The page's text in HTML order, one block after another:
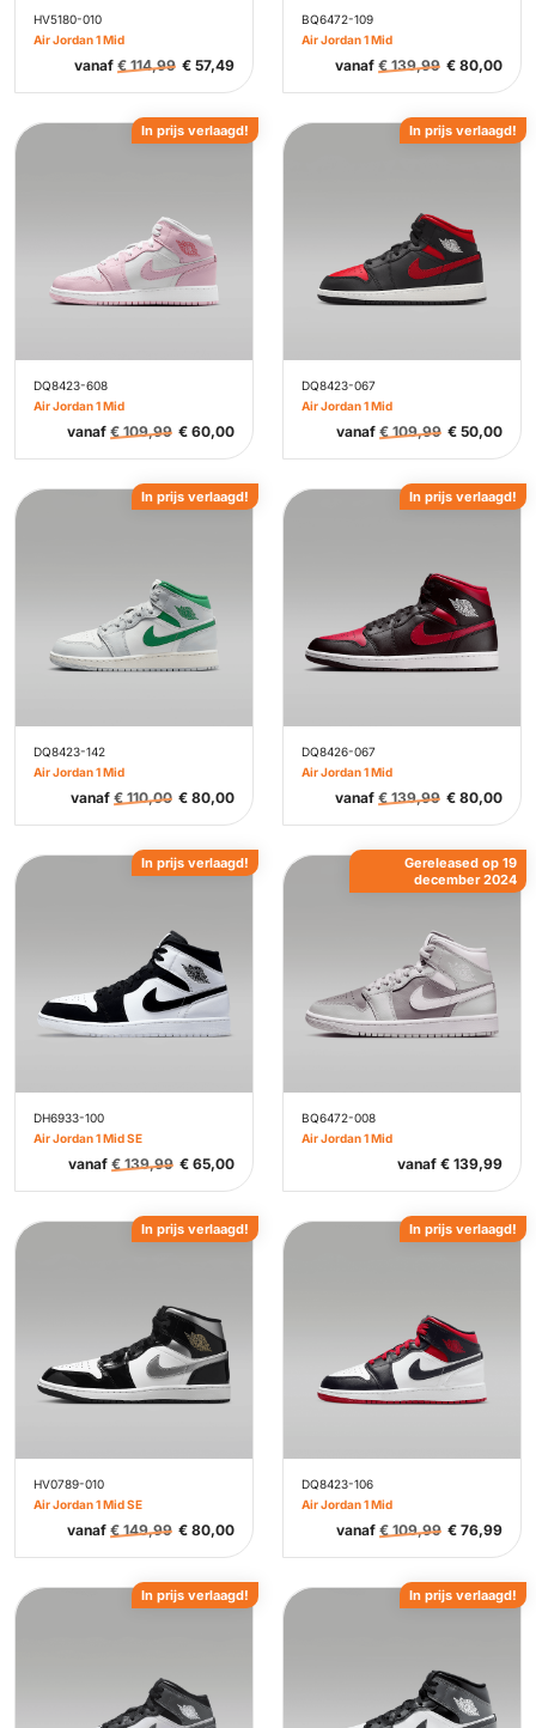
HV5180-010
Air Jordan 1 Mid
vanaf €114,99 € 57,49
BQ6472-109
Air Jordan 1 Mid
vanaf €139,99 € 80,00
DQ8423-608
Air Jordan 1 Mid
vanaf €109,99 € 60,00
In prijs verlaagd!
DQ8423-067
Air Jordan 1 Mid
vanaf €109,99 € 50,00
In prijs verlaagd!
DQ8423-142
Air Jordan 1 Mid
vanaf €110,00 € 80,00
In prijs verlaagd!
DQ8426-067
Air Jordan 1 Mid
vanaf €139,99 € 80,00
In prijs verlaagd!
DH6933-100
Air Jordan 1 Mid SE
vanaf €139,99 € 65,00
In prijs verlaagd!
BQ6472-008
Air Jordan 1 Mid
vanaf € 139,99
Gereleased op 19
december 2024
HV0789-010
Air Jordan 1 Mid SE
vanaf €149,99 € 80,00
In prijs verlaagd!
DQ8423-106
Air Jordan 1 Mid
vanaf €109,99 € 76,99
In prijs verlaagd!
In prijs verlaagd! In prijs verlaagd!